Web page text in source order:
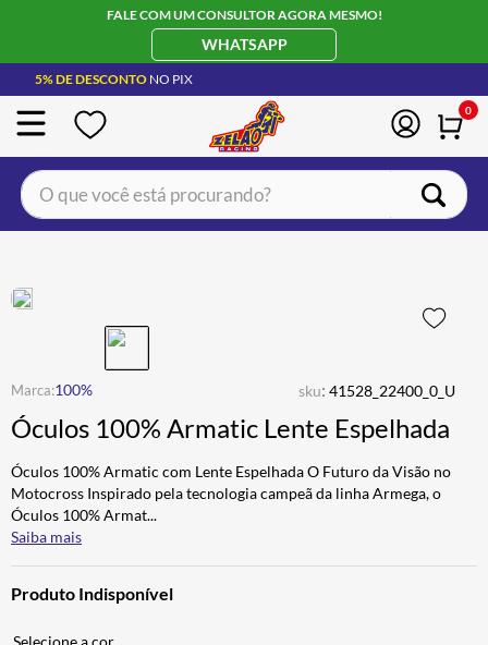
FALE COM UM CONSULTOR AGORA MESMO!
WHATSAPP
5% DE DESCONTO NO PIX
0
O que você está procurando?
100% sku: 41528_22400_0_U
Óculos 100% Armatic Lente Espelhada
Óculos 100% Armatic com Lente Espelhada O Futuro da Visão no
Motocross Inspirado pela tecnologia campeã da linha Armega, o
Óculos 100% Armat...
Saiba mais
Produto Indisponível
JAQUETA
4º ÓCULOS SOLAR
5 º LUVA
6º BAU
7º ALPINESTAR
8º AIROH